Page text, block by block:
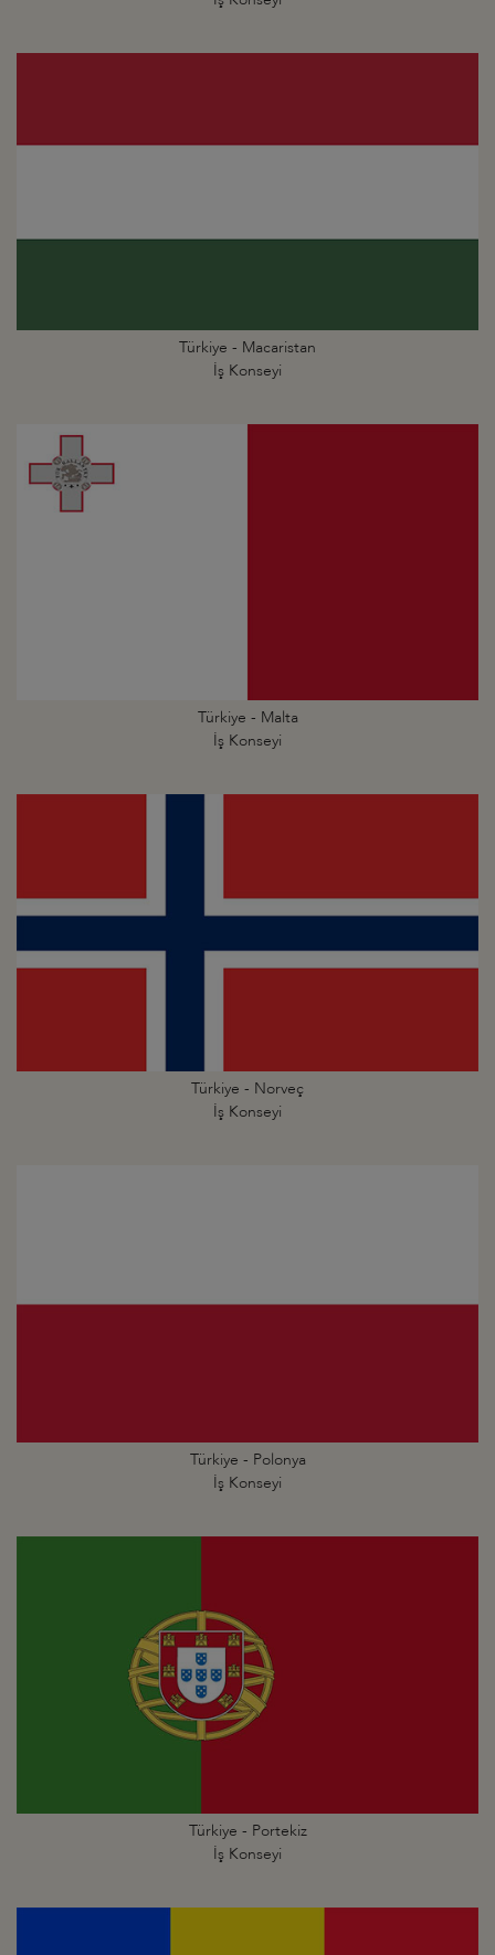
Türkiye - Macaristan
İş Konseyi
Türkiye - Malta
İş Konseyi
Türkiye - Norveç
İş Konseyi
Türkiye - Polonya
İş Konseyi
Türkiye - Portekiz
İş Konseyi